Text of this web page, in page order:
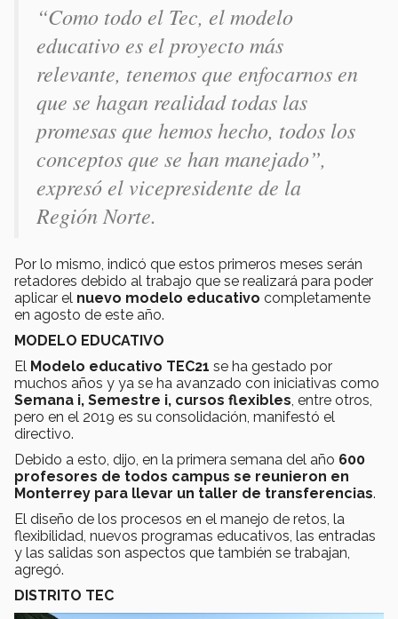
“Como todo el Tec, el modelo
educativo es el proyecto más
relevante, tenemos que enfocarnos en
que se hagan realidad todas las
promesas que hemos hecho, todos los
conceptos que se han manejado”,
expresó el vicepresidente de la
Región Norte.
Por lo mismo, indicó que estos primeros meses serán
retadores debido al trabajo que se realizará para poder
aplicar el nuevo modelo educativo completamente
en agosto de este año.
MODELO EDUCATIVO
El Modelo educativo TEC21 se ha gestado por
muchos años y ya se ha avanzado con iniciativas como
Semana i, Semestre i, cursos flexibles , entre otros,
pero en el 2019 es su consolidación, manifestó el
directivo.
Debido a esto, dijo, en la primera semana del año 600
profesores de todos campus se reunieron en
Monterrey para llevar un taller de transferencias.
El diseño de los procesos en el manejo de retos, la
flexibilidad, nuevos programas educativos, las entradas
y las salidas son aspectos que también se trabajan,
agregó.
DISTRITO TEC